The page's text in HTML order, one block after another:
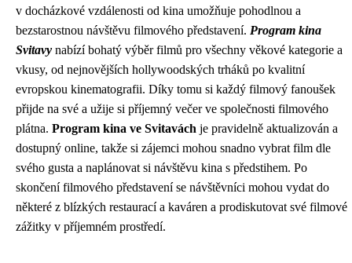
v docházkové vzdálenosti od kina umožňuje pohodlnou a
bezstarostnou návštěvu filmového představení. Program kina
Svitavy nabízí bohatý výběr filmů pro všechny věkové kategorie a
vkusy, od nejnovějších hollywoodských trháků po kvalitní
evropskou kinematografii. Díky tomu si každý filmový fanoušek
přijde na své a užije si příjemný večer ve společnosti filmového
plátna. Program kina ve Svitavách je pravidelně aktualizován a
dostupný online, takže si zájemci mohou snadno vybrat film dle
svého gusta a naplánovat si návštěvu kina s předstihem. Po
skončení filmového představení se návštěvníci mohou vydat do
některé z blízkých restaurací a kaváren a prodiskutovat své filmové
zážitky v příjemném prostředí.